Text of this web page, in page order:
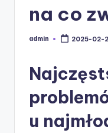
na co
Posted
admin 2025-02-
u